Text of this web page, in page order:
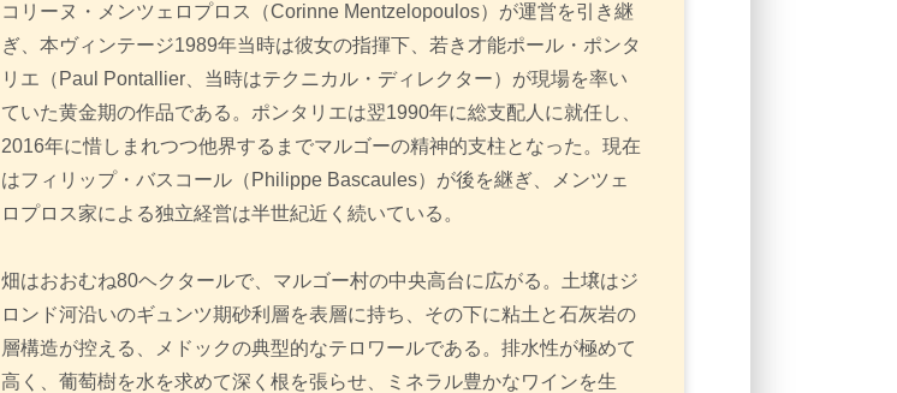
コリーヌ・メンツェロプロス（Corinne Mentzelopoulos）が運営を引き継
ぎ、本ヴィンテージ1989年当時は彼女の指揮下、若き才能ポール・ポンタ
リエ（Paul Pontallier、当時はテクニカル・ディレクター）が現場を率い
ていた黄金期の作品である。ポンタリエは翌1990年に総支配人に就任し、
2016年に惜しまれつつ他界するまでマルゴーの精神的支柱となった。現在
はフィリップ・バスコール（Philippe Bascaules）が後を継ぎ、メンツェ
ロプロス家による独立経営は半世紀近く続いている。
畑はおおむね80ヘクタールで、マルゴー村の中央高台に広がる。土壌はジ
ロンド河沿いのギュンツ期砂利層を表層に持ち、その下に粘土と石灰岩の
層構造が控える、メドックの典型的なテロワールである。排水性が極めて
高く、葡萄樹を水を求めて深く根を張らせ、ミネラル豊かなワインを生